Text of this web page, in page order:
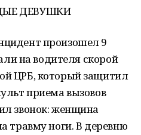
ДЕВУШКИ
произошел 9
на водителя скорой
ЦРБ, который защитил
приема вызовов
звонок: женщина
травму ноги. В деревню